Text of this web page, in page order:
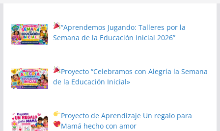
“Aprendemos Jugando: Talleres por la
Semana de la Educación Inicial 2026”
Proyecto“Celebramos con Alegría la Semana
de la Educación Inicial»
Proyecto de Aprendizaje Un regalo para
Mamá hecho con amor